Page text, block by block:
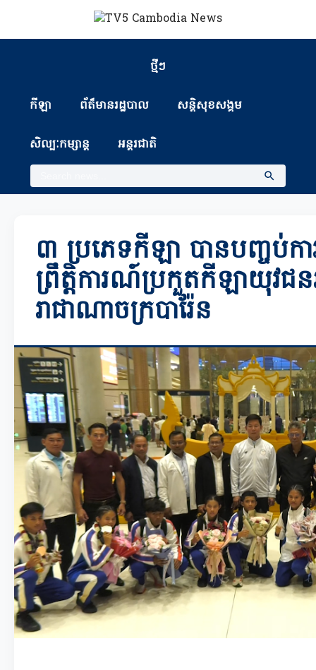
ថ្មីៗ
កីឡា ព័ត៏មានរដ្ឋបាល សន្តិសុខសង្គម
សិល្បៈកម្សាន្ត អន្តរជាតិ
៣ ប្រភេទកីឡា បានបញ្ចប់កា
ព្រឹត្តិការណ៍ប្រកួតកីឡាយុវជ
រាជាណាចក្របារ៉ែន